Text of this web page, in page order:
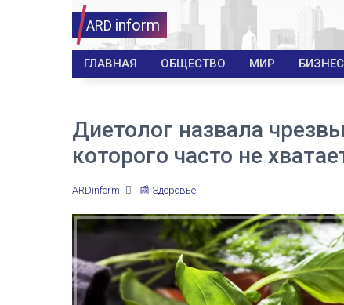
ARD inform
ГЛАВНАЯ ОБЩЕСТВО МИР БИЗНЕС
Диетолог назвала
которого часто не
ARDinform 📰 Здоровье